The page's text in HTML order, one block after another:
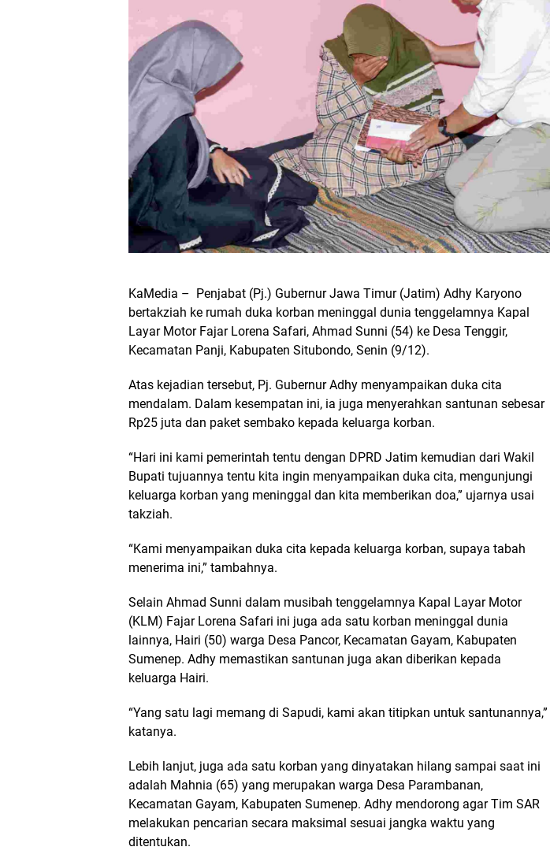
KaMedia – Penjabat (Pj.) Gubernur Jawa Timur (Jatim) Adhy Karyono
bertakziah ke rumah duka korban meninggal dunia tenggelamnya Kapal
Layar Motor Fajar Lorena Safari, Ahmad Sunni (54) ke Desa Tenggir,
Kecamatan Panji, Kabupaten Situbondo, Senin (9/12).
Atas kejadian tersebut, Pj. Gubernur Adhy menyampaikan duka cita
mendalam. Dalam kesempatan ini, ia juga menyerahkan santunan sebesar
Rp25 juta dan paket sembako kepada keluarga korban.
“Hari ini kami pemerintah tentu dengan DPRD Jatim kemudian dari Wakil
Bupati tujuannya tentu kita ingin menyampaikan duka cita, mengunjungi
keluarga korban yang meninggal dan kita memberikan doa,” ujarnya usai
takziah.
“Kami menyampaikan duka cita kepada keluarga korban, supaya tabah
menerima ini,” tambahnya.
Selain Ahmad Sunni dalam musibah tenggelamnya Kapal Layar Motor
(KLM) Fajar Lorena Safari ini juga ada satu korban meninggal dunia
lainnya, Hairi (50) warga Desa Pancor, Kecamatan Gayam, Kabupaten
Sumenep. Adhy memastikan santunan juga akan diberikan kepada
keluarga Hairi.
“Yang satu lagi memang di Sapudi, kami akan titipkan untuk santunannya,”
katanya.
Lebih lanjut, juga ada satu korban yang dinyatakan hilang sampai saat ini
adalah Mahnia (65) yang merupakan warga Desa Parambanan,
Kecamatan Gayam, Kabupaten Sumenep. Adhy mendorong agar Tim SAR
melakukan pencarian secara maksimal sesuai jangka waktu yang
ditentukan.